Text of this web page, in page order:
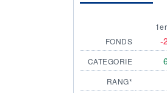
FONDS
-
CATEGORIE
RANG*